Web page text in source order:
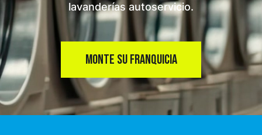
lavanderías autoservicio.
MONTE SU FRANQUICIA